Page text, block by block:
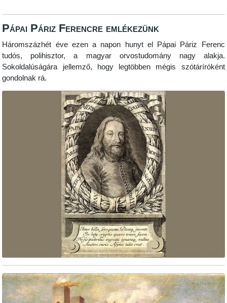
Pápai Páriz Ferencre emlékezünk
Háromszázhét éve ezen a napon hunyt el Pápai Páriz Ferenc
tudós, polihisztor, a magyar orvostudomány nagy alakja.
Sokoldalúságára jellemző, hogy legtöbben mégis szótáríróként
gondolnak rá.